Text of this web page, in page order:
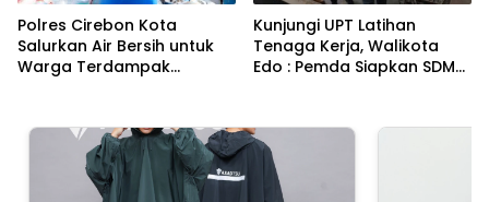
Polres Cirebon Kota
Salurkan Air Bersih untuk
Warga Terdampak
Kunjungi UPT Latihan
Tenaga Kerja, Walikota
Edo : Pemda Siapkan SDM